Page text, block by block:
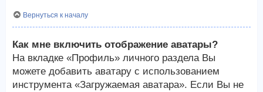
Вернуться к началу
Как мне включить отображение аватары?
На вкладке «Профиль» личного раздела Вы
можете добавить аватару с использованием
инструмента «Загружаемая аватара». Если Вы не